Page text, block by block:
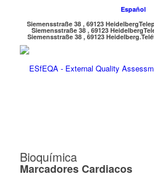
Español
Siemensstraße 38 , 69123 Heidelberg
Siemensstraße 38 , 69123 Heidelberg
Siemensstraße 38 , 69123 Heidelberg.
Bioquímica
Marcadores Cardiacos